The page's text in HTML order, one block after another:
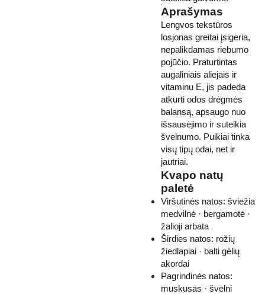
Aprašymas
Lengvos tekstūros
losjonas greitai įsigeria,
nepalikdamas riebumo
pojūčio. Praturtintas
augaliniais aliejais ir
vitaminu E, jis padeda
atkurti odos drėgmės
balansą, apsaugo nuo
išsausėjimo ir suteikia
švelnumo. Puikiai tinka
visų tipų odai, net ir
jautriai.
Kvapo natų
paletė
Viršutinės natos: šviežia
medvilnė · bergamotė ·
žalioji arbata
Širdies natos: rožių
žiedlapiai · balti gėlių
akordai
Pagrindinės natos:
muskusas · švelni